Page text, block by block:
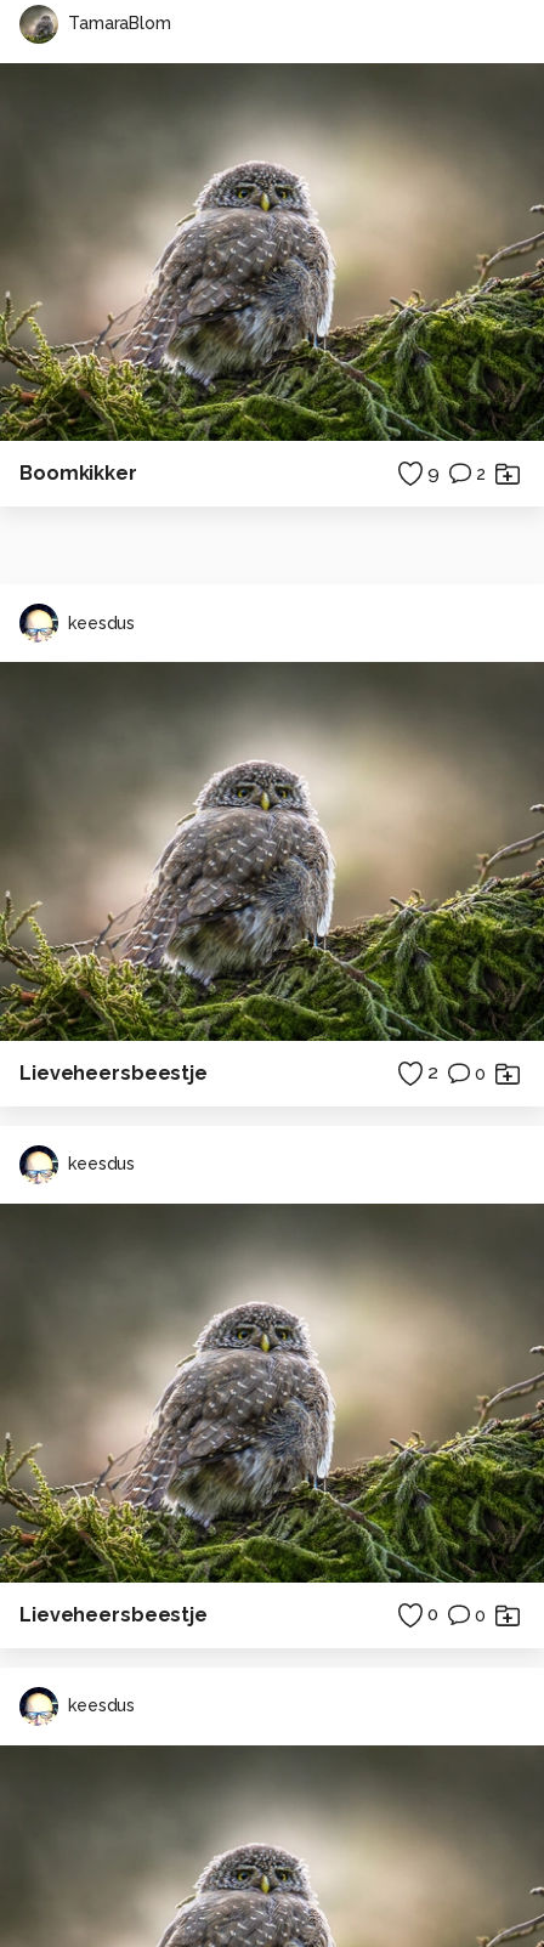
TamaraBlom
Boomkikker 9 2
keesdus
Lieveheersbeestje 2 0
keesdus
Lieveheersbeestje 0 0
keesdus